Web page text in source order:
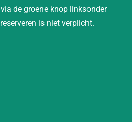
de groene knop linksonder
is niet verplicht.